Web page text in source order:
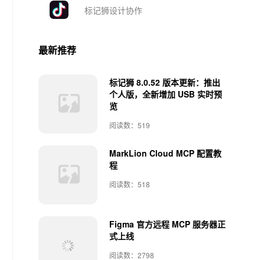
标记狮设计协作
最新推荐
标记狮 8.0.52 版本更新：推出
个人版，全新增加 USB 实时预
览
阅读数：519
MarkLion Cloud MCP 配置教
程
阅读数：518
Figma 官方远程 MCP 服务器正
式上线
阅读数：2798